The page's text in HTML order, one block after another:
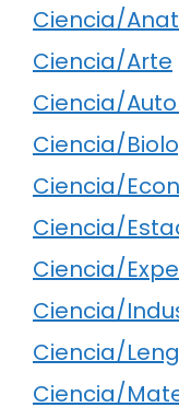
Ciencia/
Ciencia/Arte
Ciencia/
Ciencia/
Ciencia/
Ciencia/
Ciencia/
Ciencia/
Ciencia/
Ciencia/